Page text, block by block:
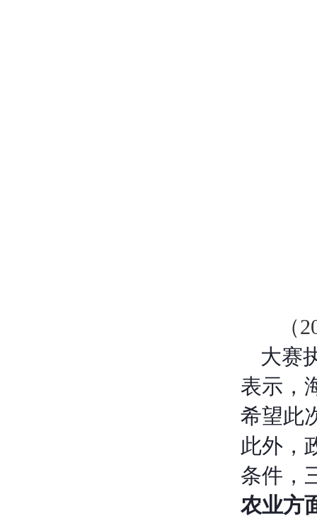
（
大赛
表示，
希望此
此外，
条件，
农业方